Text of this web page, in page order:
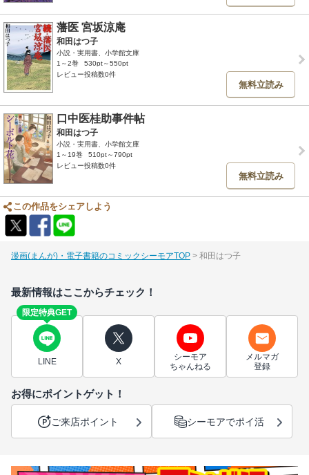
藩医 宮坂涼庵
和田はつ子
小説・実用書、小学館文庫
1～2巻
530pt～550pt
レビュー投稿数0件
無料立読み
口中医桂助事件帖
和田はつ子
小説・実用書、小学館文庫
1～19巻
510pt～790pt
レビュー投稿数0件
無料立読み
この作品をシェアしよう
漫画(まんが)・電子書籍のコミックシーモアTOP 和田はつ子
最新情報はここからチェック！
限定特典GET
LINE X
シーモア
ちゃんねる
メルマガ
登録
お得にポイントゲット！
ご来店ポイント シーモアでポイ活